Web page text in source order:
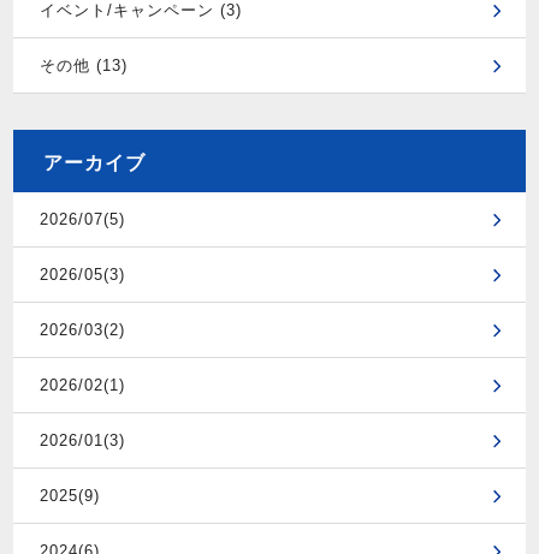
イベント/キャンペーン (3)
その他 (13)
アーカイブ
2026/07(5)
2026/05(3)
2026/03(2)
2026/02(1)
2026/01(3)
2025(9)